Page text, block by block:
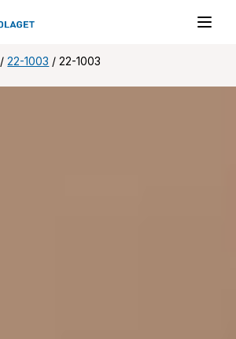
/22-1003 /22-1003